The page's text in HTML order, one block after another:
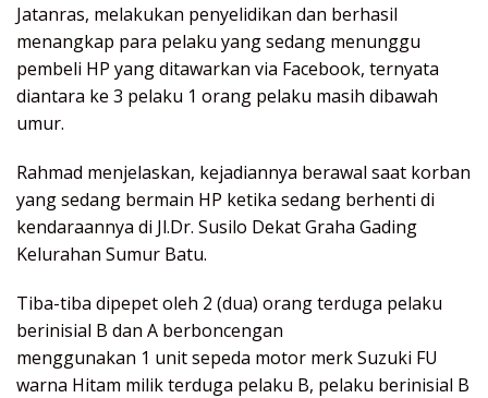
Jatanras, melakukan penyelidikan dan berhasil
menangkap para pelaku yang sedang menunggu
pembeli HP yang ditawarkan via Facebook, ternyata
diantara ke 3 pelaku 1 orang pelaku masih dibawah
umur.
Rahmad menjelaskan, kejadiannya berawal saat korban
yang sedang bermain HP ketika sedang berhenti di
kendaraannya di Jl.Dr. Susilo Dekat Graha Gading
Kelurahan Sumur Batu.
Tiba-tiba dipepet oleh 2 (dua) orang terduga pelaku
berinisial B dan A berboncengan
menggunakan 1 unit sepeda motor merk Suzuki FU
warna Hitam milik terduga pelaku B, pelaku berinisial B